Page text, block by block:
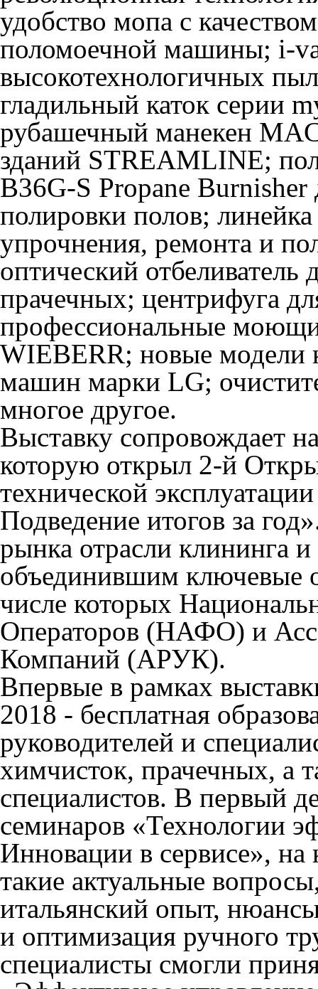
удобство мопа с
поломоечной машины; i-
высокотехнологичных
гладильный каток серии
рубашечный манекен
зданий STREAMLINE;
B36G-S Propane Burnisher
полировки полов;
упрочнения, ремонта и
оптический
прачечных; центрифуга
профессиональные
WIEBERR; новые модели
машин марки LG;
многое другое.
Выставку сопровождает
которую открыл 2-й
технической
Подведение итогов за
рынка отрасли клининга
объединившим ключевые
числе которых
Операторов (НАФО) и
Компаний (АРУК).
Впервые в рамках
2018 - бесплатная
руководителей и
химчисток, прачечных, а
специалистов. В первый
семинаров «Технологии
Инновации в сервисе», на
такие актуальные
итальянский опыт,
и оптимизация ручного
специалисты смогли